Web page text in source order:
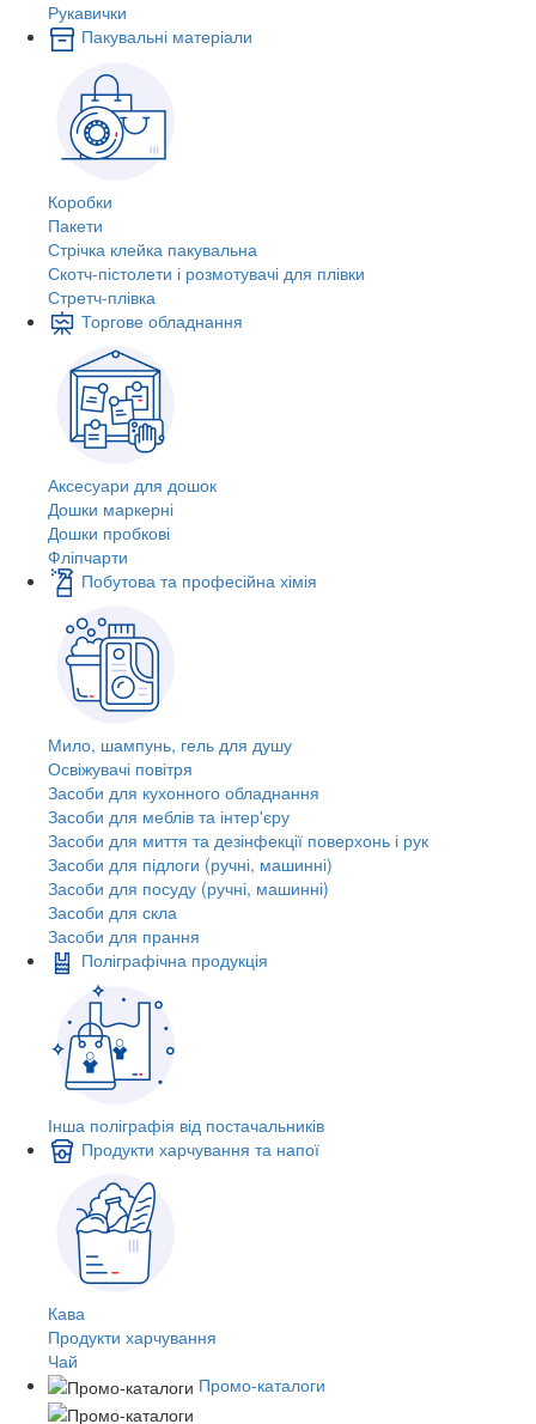
Рукавички
Пакувальні матеріали
Коробки
Пакети
Стрічка клейка пакувальна
Скотч-пістолети і розмотувачі для плівки
Стретч-плівка
Торгове обладнання
Аксесуари для дошок
Дошки маркерні
Дошки пробкові
Фліпчарти
Побутова та професійна хімія
Мило, шампунь, гель для душу
Освіжувачі повітря
Засоби для кухонного обладнання
Засоби для меблів та інтер'єру
Засоби для миття та дезінфекції поверхонь і рук
Засоби для підлоги (ручні, машинні)
Засоби для посуду (ручні, машинні)
Засоби для скла
Засоби для прання
Поліграфічна продукція
Інша поліграфія від постачальників
Продукти харчування та напої
Кава
Продукти харчування
Чай
Промо-каталоги